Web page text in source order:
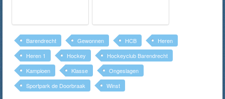
Barendrecht Gewonnen HCB
Heren
Heren 1
Hockey
Hockeyclub Barendrecht
Kampioen
Klasse
Ongeslagen
Sportpark de Doorbraak
Winst